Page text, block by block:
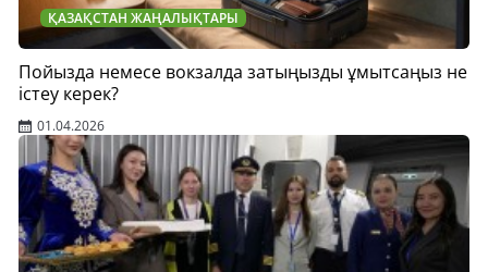
ҚАЗАҚСТАН ЖАҢАЛЫҚТАРЫ
Пойызда немесе вокзалда затыңызды ұмытсаңыз не
істеу керек?
01.04.2026